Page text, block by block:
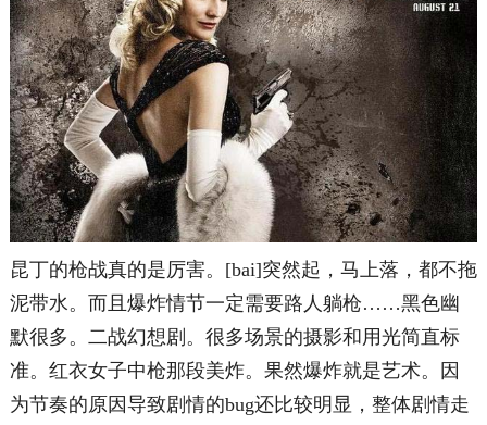
昆丁的枪战真的是厉害。[bai]突然起，马上落，都不拖
泥带水。而且爆炸情节一定需要路人躺枪……黑色幽
默很多。二战幻想剧。很多场景的摄影和用光简直标
准。红衣女子中枪那段美炸。果然爆炸就是艺术。因
为节奏的原因导致剧情的bug还比较明显，整体剧情走